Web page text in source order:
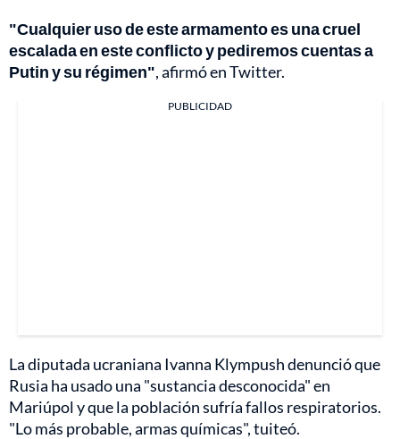
"Cualquier uso de este armamento es una cruel
escalada en este conflicto y pediremos cuentas a
Putin y su régimen", afirmó en Twitter.
PUBLICIDAD
La diputada ucraniana Ivanna Klympush denunció que
Rusia ha usado una "sustancia desconocida" en
Mariúpol y que la población sufría fallos respiratorios.
"Lo más probable, armas químicas", tuiteó.